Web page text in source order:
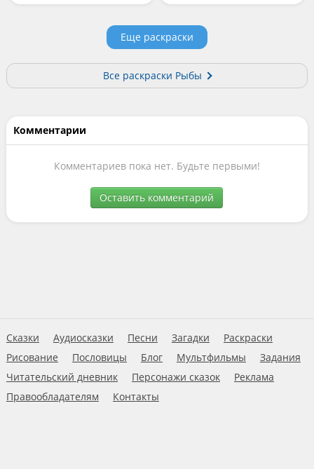
Еще раскраски
Все раскраски Рыбы
Комментарии
Комментариев пока нет. Будьте первыми!
Оставить комментарий
Сказки Аудиосказки Песни Загадки
Раскраски
Рисование
Пословицы Блог Мультфильмы
Задания
Читательский дневник
Персонажи сказок
Реклама
Правообладателям
Контакты